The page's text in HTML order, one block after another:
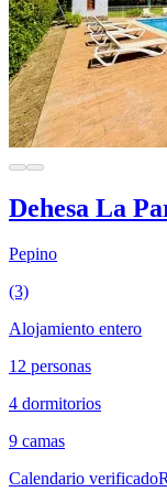
Dehesa La
Pepino
(3)
Alojamiento entero
12 personas
4 dormitorios
9 camas
Calendario verificado